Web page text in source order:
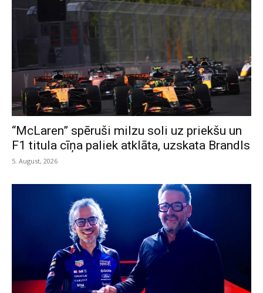
“McLaren” spēruši milzu soli uz priekšu un
F1 titula cīņa paliek atklāta, uzskata Brandls
5. August, 2026